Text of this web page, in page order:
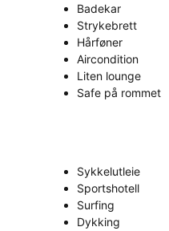
Badekar
Strykebrett
Hårføner
Aircondition
Liten lounge
Safe på rommet
Sykkelutleie
Sportshotell
Surfing
Dykking